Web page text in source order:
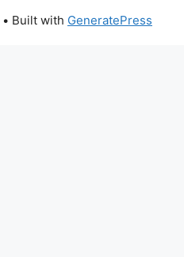
• Built with GeneratePress